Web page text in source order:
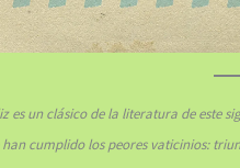
es un clásico de la literatura de este
cumplido los peores vaticinios: